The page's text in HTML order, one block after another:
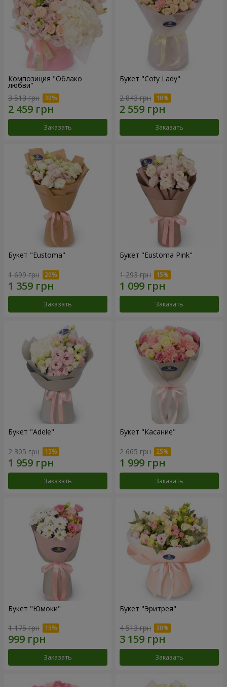
Композиция "Облако
любви"
3 513 грн
Заказать
Букет "Coty Lady"
2 843 грн
Заказать
Букет "Eustoma"
1 699 грн
Заказать
Букет "Eustoma Pink"
1 293 грн
Заказать
Букет "Adele"
2 305 грн
Заказать
Букет "Касание"
2 665 грн
Заказать
Букет "Юмоки"
1 175 грн
Заказать
Букет "Эритрея"
4 513 грн
Заказать